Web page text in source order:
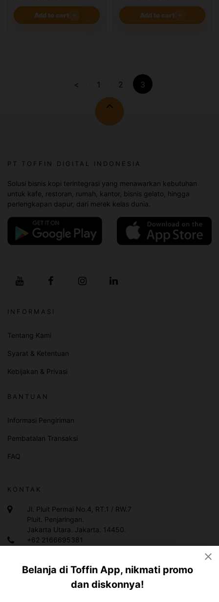
Add to cart ＋ Add to cart ＋
< 1 2 3
PT TOFFIN DIGITAL INDONESIA
Solusi bisnis kopi terintegrasi yang menawarkan kebutuhan
untuk kafe, restoran, rumah, kantor, bisnis gelato, hingga
perlengkapan dapur, dari merek kelas dunia.
INFORMASI
Tentang Kami
Syarat & Ketentuan
Kebijakan & Privasi
BANTUAN
Informasi Pengiriman
Pembatalan Transaksi
FAQ
KONTAK
Jl. Pluit Permai No.4, RT.1 / RW.7
Pluit. Penjaringan.
Jakarta Utara. Jakarta. 14450.
+62 2166695381
info@toffin.id
Belanja di Toffin App, nikmati promo
dan diskonnya!